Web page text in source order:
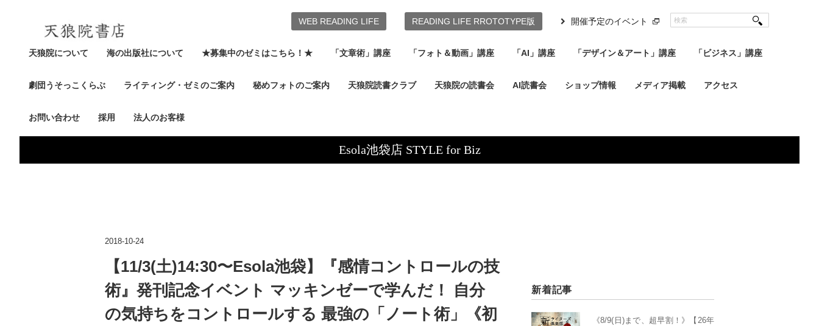
天狼院について 海の出版社について ★募集中のゼミはこちら！★ 「文章術」講座 「フォト＆動画」講座 「AI」講座 「デザイン＆アート」講座 「ビジネス」講座
劇団うそっこくらぶ ライティング・ゼミのご案内 秘めフォトのご案内 天狼院読書クラブ 天狼院の読書会 AI読書会 ショップ情報 メディア掲載 アクセス
お問い合わせ 採用 法人のお客様
WEB READING LIFE READING LIFE RROTOTYPE版 開催予定のイベント
Esola池袋店 STYLE for Biz
2018-10-24
【11/3(土)14:30〜Esola池袋】『感情コントロールの技
術』発刊記念イベント マッキンゼーで学んだ！ 自分
の気持ちをコントロールする 最強の「ノート術」《初
新着記事
《8/9(日)まで、超早割！》【26年